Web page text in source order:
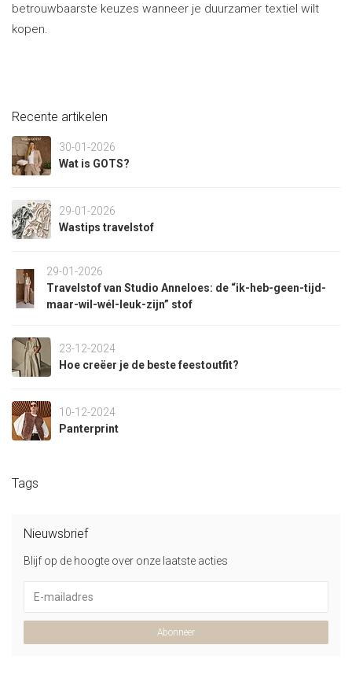
betrouwbaarste keuzes wanneer je duurzamer textiel wilt
kopen.
Recente artikelen
30-01-2026
Wat is GOTS?
29-01-2026
Wastips travelstof
29-01-2026
Travelstof van Studio Anneloes: de “ik-heb-geen-tijd-
maar-wil-wél-leuk-zijn” stof
23-12-2024
Hoe creëer je de beste feestoutfit?
10-12-2024
Panterprint
Tags
Nieuwsbrief
Blijf op de hoogte over onze laatste acties
Abonneer